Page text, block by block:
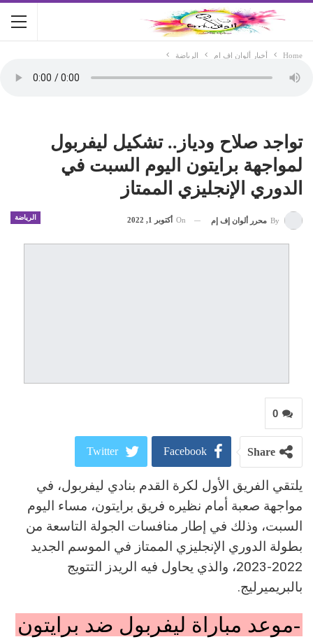
Home أخبار ألوان اف ام الرياضة
تواجد صلاح ودياز.. تشكيل ليفربول
لمواجهة برايتون اليوم السبت في
الدوري الإنجليزي الممتاز
الرياضة By محرر ألوان إف إم On أكتوبر 1, 2022
0
Share
Facebook
Twitter
Google+
ReddIt
WhatsApp
Pinterest
البريد الالكتروني
يلتقي الفريق الأول لكرة القدم بنادي ليفربول، في
مواجهة صعبة أمام نظيره فريق برايتون، مساء اليوم
السبت، وذلك في إطار منافسات الجولة التاسعة من
بطولة الدوري الإنجليزي الممتاز في الموسم الجديد
2022-2023، والذي يحاول فيه الريدز التتويج
بالبريميرليج.
-موعد مباراة ليفربول ضد برايتون